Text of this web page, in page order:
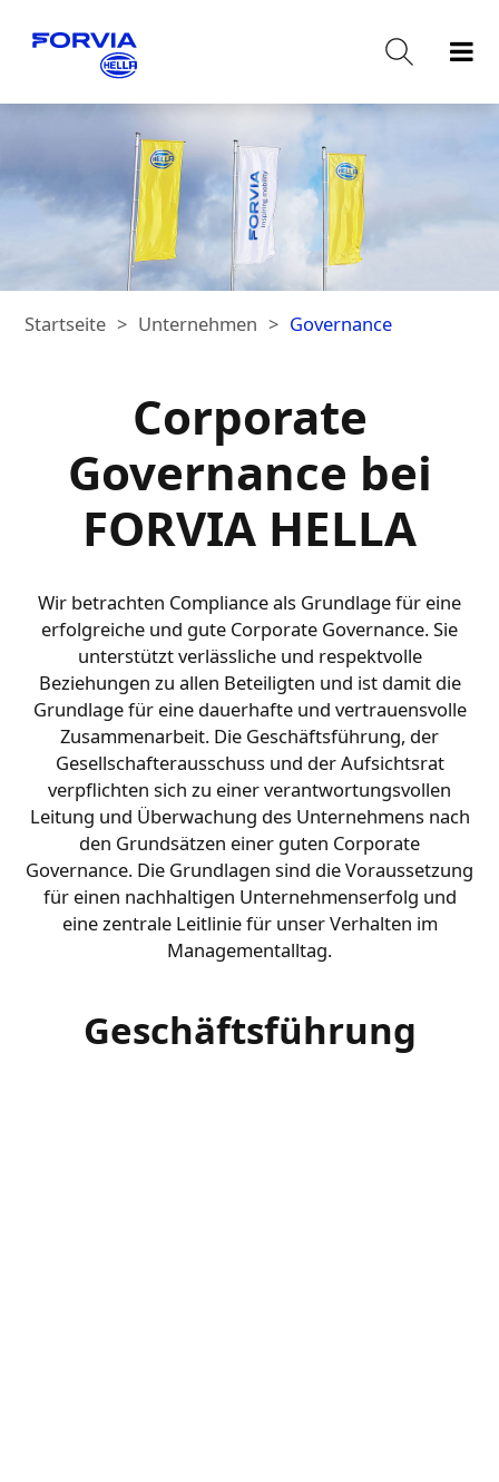
Startseite Unternehmen Governance
Corporate
Governance bei
FORVIA HELLA
Wir betrachten Compliance als Grundlage für eine
erfolgreiche und gute Corporate Governance. Sie
unterstützt verlässliche und respektvolle
Beziehungen zu allen Beteiligten und ist damit die
Grundlage für eine dauerhafte und vertrauensvolle
Zusammenarbeit. Die Geschäftsführung, der
Gesellschafterausschuss und der Aufsichtsrat
verpflichten sich zu einer verantwortungsvollen
Leitung und Überwachung des Unternehmens nach
den Grundsätzen einer guten Corporate
Governance. Die Grundlagen sind die Voraussetzung
für einen nachhaltigen Unternehmenserfolg und
eine zentrale Leitlinie für unser Verhalten im
Managementalltag.
Geschäftsführung